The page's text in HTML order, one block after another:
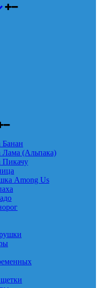
Банан
Лама (Альпака)
Пикачу
Among Us